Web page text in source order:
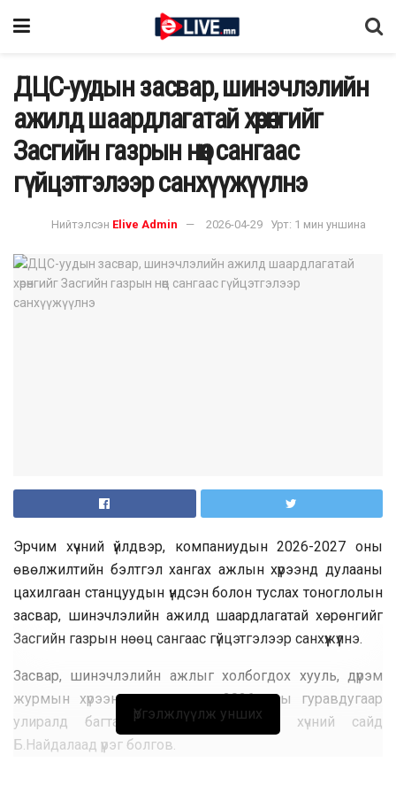
ДЦС-уудын засвар, шинэчлэлийн
ажилд шаардлагатай хөрөнгийг
Засгийн газрын нөөц сангаас
гүйцэтгэлээр санхүүжүүлнэ
Нийтэлсэн Elive Admin 2026-04-29 Урт: 1 мин уншина
Эрчим хүчний үйлдвэр, компаниудын 2026-2027 оны
өвөлжилтийн бэлтгэл хангах ажлын хүрээнд дулааны
цахилгаан станцуудын үндсэн болон туслах тоноглолын
засвар, шинэчлэлийн ажилд шаардлагатай хөрөнгийг
Засгийн газрын нөөц сангаас гүйцэтгэлээр санхүүжүүлнэ.
Засвар, шинэчлэлийн ажлыг холбогдох хууль, дүрэм
журмын хүрээнд хэрэгжүүлэн, 2026 оны гуравдугаар
улиралд багтаан дуусгахыг Эрчим хүчний сайд
Б.Найдалаад үүрэг болгов.
Үргэлжлүүлж унших